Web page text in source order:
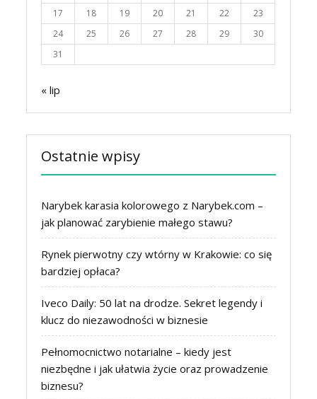
17
18 19 20 21 22
23
24
25 26 27 28 29
30
31
« lip
Ostatnie wpisy
Narybek karasia kolorowego z Narybek.com –
jak planować zarybienie małego stawu?
Rynek pierwotny czy wtórny w Krakowie: co się
bardziej opłaca?
Iveco Daily: 50 lat na drodze. Sekret legendy i
klucz do niezawodności w biznesie
Pełnomocnictwo notarialne – kiedy jest
niezbędne i jak ułatwia życie oraz prowadzenie
biznesu?